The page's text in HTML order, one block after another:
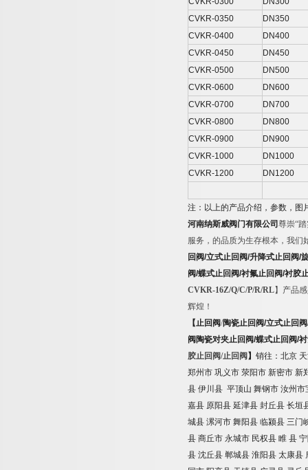
CVKR-0350
DN350
CVKR-0400
DN400
CVKR-0450
DN450
CVKR-0500
DN500
CVKR-0600
DN600
CVKR-0700
DN700
CVKR-0800
DN800
CVKR-0900
DN900
CVKR-1000
DN1000
CVKR-1200
DN1200
注：以上的产品介绍，参数，图
河南纳斯威阀门有限公司 尊崇“
服务，的品质为生存根本，我们
回阀/立式止回阀/升降式止回阀/
阀/蝶式止回阀/衬氟止回阀/衬胶
CVKR-16Z/Q/C/P/R/RL】产品
辉煌！
【止回阀/陶瓷止回阀/立式止回阀
阀陶瓷对夹止回阀/蝶式止回阀/
胶止回阀/止回阀 】 销往：北京
郑州市 巩义市 荥阳市 新密市 新
县 伊川县 平顶山 舞钢市 汝州市
嘉县 原阳县 延津县 封丘县 长垣
城县 漯河市 舞阳县 临颍县 三门
县 商丘市 永城市 民权县 睢 县
县 沈丘县 郸城县 淮阳县 太康县